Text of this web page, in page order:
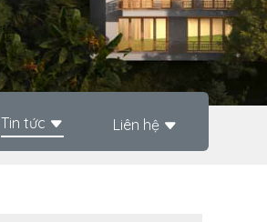
Tin tức Liên hệ